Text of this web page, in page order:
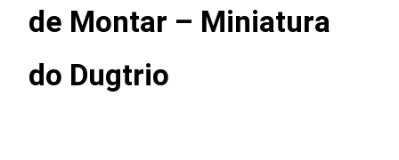
de Montar – Miniatura
do Dugtrio